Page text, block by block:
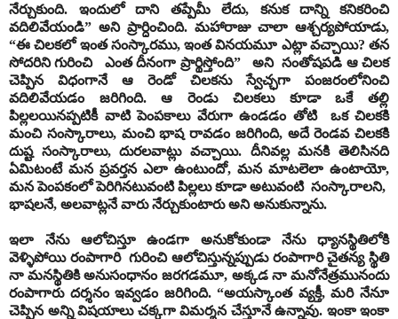
నేర్చుకుంది. ఇందులో దాని తప్పేమీ లేదు, కనుక దాన్ని కనికరించి
వదిలివేయండి” అని ప్రార్ధించింది. మహారాజు చాలా ఆశ్చర్యపోయాడు,
“ఈ చిలకలో ఇంత సంస్కారము, ఇంత వినయమూ ఎట్లా వచ్చాయి? తన
సోదరిని గురించి ఎంత దీనంగా ప్రార్థిస్తోంది” అని సంతోషపడి ఆ చిలక
చెప్పిన విధంగానే ఆ రెండో చిలకను స్వేచ్ఛగా పంజరంలోనించి
వదిలివేయడం జరిగింది. ఆ రెండు చిలకలు కూడా ఒకే తల్లి
పిల్లలయినప్పటికీ వాటి పెంపకాలు వేరుగా ఉండడం తోటి ఒక చిలకకి
మంచి సంస్కారాలు, మంచి భాష రావడం జరిగింది, అదే రెండవ చిలకకి
దుష్ట సంస్కారాలు, దురలవాట్లు వచ్చాయి. దీనివల్ల మనకి తెలిసినది
ఏమిటంటే మన ప్రవర్తన ఎలా ఉంటుందో, మన మాటలెలా ఉంటాయో,
మన పెంపకంలో పెరిగినటువంటి పిల్లలు కూడా అటువంటి సంస్కారాలని,
భాషలనే, అలవాట్లనే వారు నేర్చుకుంటారు అని అనుకున్నాను.
ఇలా నేను ఆలోచిస్తూ ఉండగా అనుకోకుండా నేను ధ్యానస్థితిలోకి
వెళ్ళిపోయి రంపాగారి గురించి ఆలోచిస్తున్నప్పుడు రంపాగారి చైతన్య స్థితి
నా మనస్థితికి అనుసంధానం జరగడమూ, అక్కడ నా మనోనేత్రమునందు
రంపాగారు దర్శనం ఇవ్వడం జరిగింది. “అయస్కాంత వ్యక్తీ, మరి నేనూ
చెప్పిన అన్ని విషయాలు చక్కగా విమర్శన చేస్తూనే ఉన్నావు. ఇంకా ఇంకా